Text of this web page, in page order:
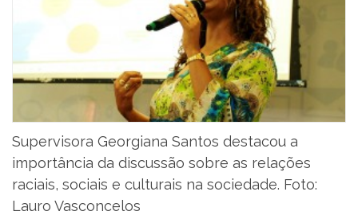
Supervisora Georgiana Santos destacou a
importância da discussão sobre as relações
raciais, sociais e culturais na sociedade. Foto:
Lauro Vasconcelos